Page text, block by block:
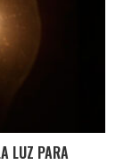
LUZ PARA